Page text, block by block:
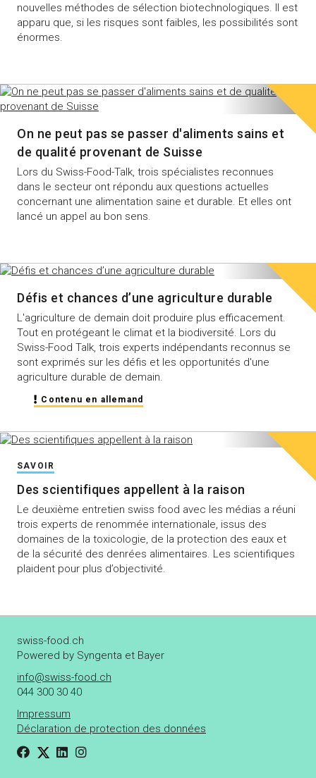
nouvelles méthodes de sélection biotechnologiques. Il est
apparu que, si les risques sont faibles, les possibilités sont
énormes.
On ne peut pas se passer d'aliments sains et
de qualité provenant de Suisse
Lors du Swiss-Food-Talk, trois spécialistes reconnues
dans le secteur ont répondu aux questions actuelles
concernant une alimentation saine et durable. Et elles ont
lancé un appel au bon sens.
Défis et chances d’une agriculture durable
L'agriculture de demain doit produire plus efficacement.
Tout en protégeant le climat et la biodiversité. Lors du
Swiss-Food Talk, trois experts indépendants reconnus se
sont exprimés sur les défis et les opportunités d'une
agriculture durable de demain.
Contenu en allemand
SAVOIR
Des scientifiques appellent à la raison
Le deuxième entretien swiss food avec les médias a réuni
trois experts de renommée internationale, issus des
domaines de la toxicologie, de la protection des eaux et
de la sécurité des denrées alimentaires. Les scientifiques
plaident pour plus d’objectivité.
swiss-food.ch
Powered by Syngenta et Bayer
info@swiss-food.ch
044 300 30 40
Impressum
Déclaration de protection des données